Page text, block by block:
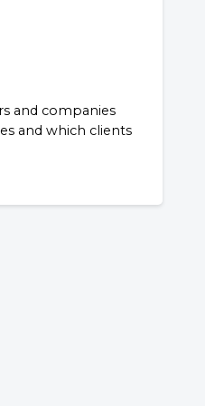
and companies
and which clients